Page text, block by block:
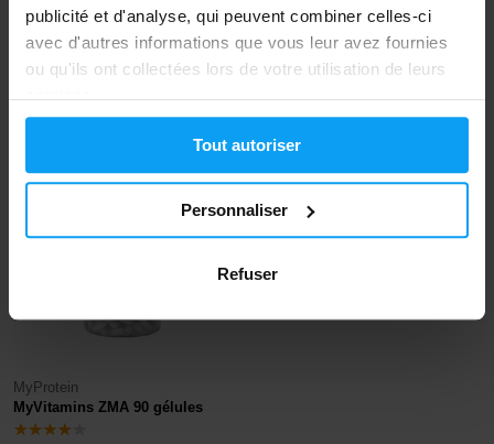
publicité et d'analyse, qui peuvent combiner celles-ci
avec d'autres informations que vous leur avez fournies
ou qu'ils ont collectées lors de votre utilisation de leurs
services.
Tout autoriser
Personnaliser
Refuser
Amix
Tribu 90% ZMA 90 tablets
Amix
ZMA ®90 capsules
-31%
MyProtein
MyVitamins ZMA 90 gélules